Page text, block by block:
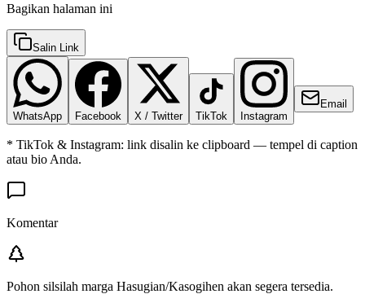
Bagikan halaman ini
Salin Link
WhatsApp Facebook X / Twitter TikTok Instagram
Email
* TikTok & Instagram: link disalin ke clipboard — tempel di caption
atau bio Anda.
Komentar
Pohon silsilah marga Hasugian/Kasogihen akan segera tersedia.